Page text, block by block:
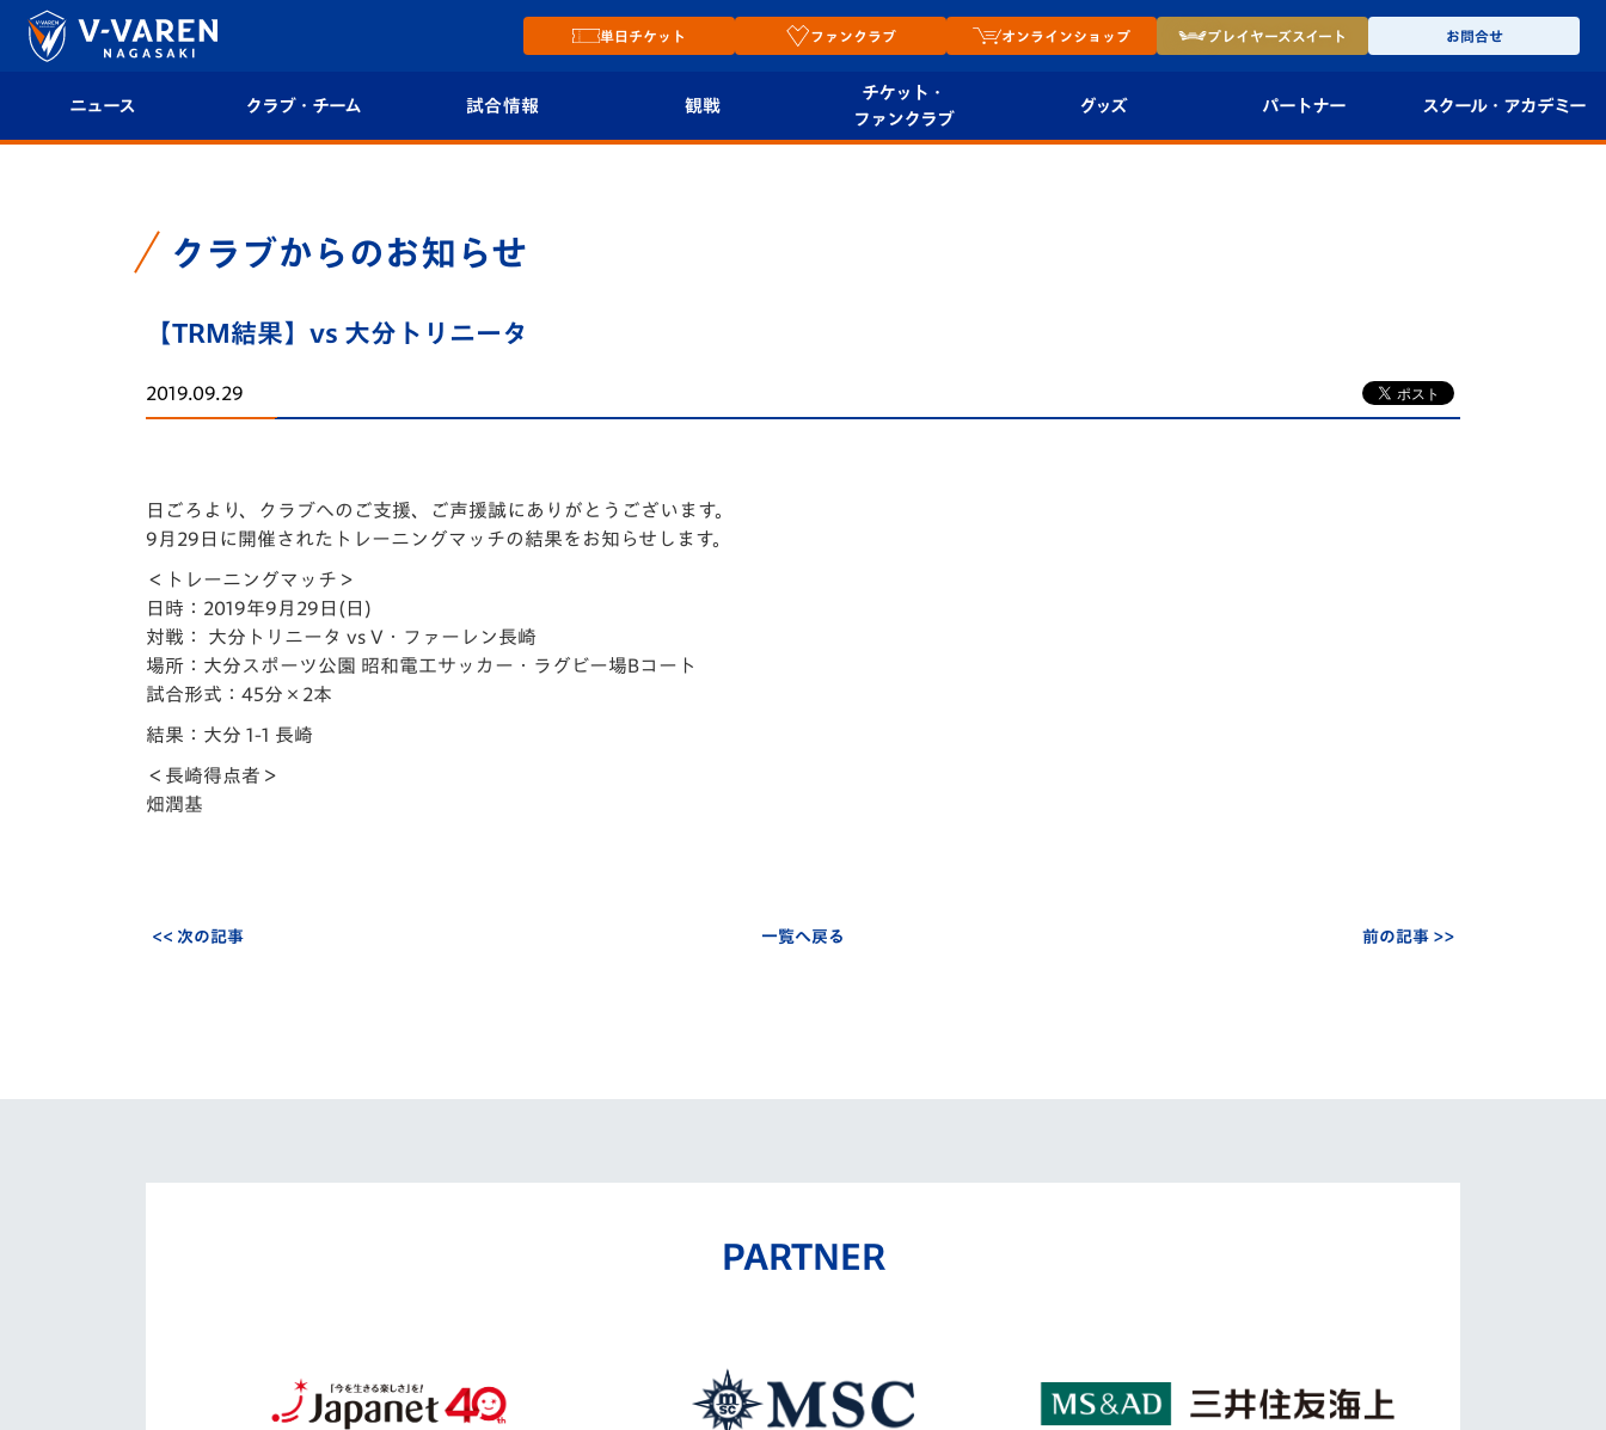
単日チケット ファンクラブ オンラインショップ プレイヤーズスイート お問合せ
ニュース クラブ・チーム
フィロソフィー
選手プロフィール
マスコット紹介
チームスケジュール
クラブハウス（練習
場）
応援メディア
試合情報
フォトギャラリー
観戦
V-EXPRESS（ユニフ
チケット・
ファンクラブ
グッズ パートナー スクール・ アカデミー
スクール
クラブからのお知らせ
【TRM結果】vs 大分トリニータ
2019.09.29
日ごろより、クラブへのご支援、ご声援誠にありがとうございます。
9月29日に開催されたトレーニングマッチの結果をお知らせします。
＜トレーニングマッチ＞
日時：2019年9月29日(日)
対戦： 大分トリニータ vs V・ファーレン長崎
場所：大分スポーツ公園 昭和電工サッカー・ラグビー場Bコート
試合形式：45分×2本
結果：大分 1-1 長崎
＜長崎得点者＞
畑潤基
<< 次の記事 一覧へ戻る 前の記事 >>
PARTNER